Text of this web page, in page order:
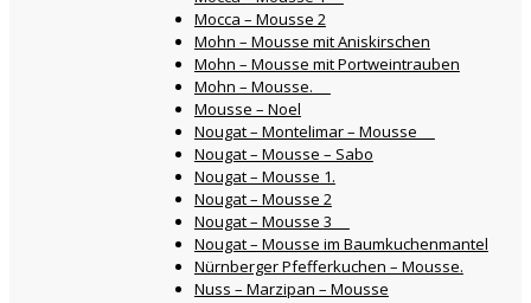
Mocca – Mousse 2
Mohn – Mousse mit Aniskirschen
Mohn – Mousse mit Portweintrauben
Mohn – Mousse.
Mousse – Noel
Nougat – Montelimar – Mousse
Nougat – Mousse – Sabo
Nougat – Mousse 1.
Nougat – Mousse 2
Nougat – Mousse 3
Nougat – Mousse im Baumkuchenmantel
Nürnberger Pfefferkuchen – Mousse.
Nuss – Marzipan – Mousse